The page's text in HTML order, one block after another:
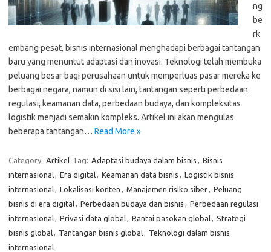
ng
be
rk
embang pesat, bisnis internasional menghadapi berbagai tantangan
baru yang menuntut adaptasi dan inovasi. Teknologi telah membuka
peluang besar bagi perusahaan untuk memperluas pasar mereka ke
berbagai negara, namun di sisi lain, tantangan seperti perbedaan
regulasi, keamanan data, perbedaan budaya, dan kompleksitas
logistik menjadi semakin kompleks. Artikel ini akan mengulas
beberapa tantangan… Read More »
Category: Artikel Tag: Adaptasi budaya dalam bisnis , Bisnis
internasional, Era digital, Keamanan data bisnis , Logistik bisnis
internasional, Lokalisasi konten , Manajemen risiko siber, Peluang
bisnis di era digital, Perbedaan budaya dan bisnis , Perbedaan regulasi
internasional, Privasi data global, Rantai pasokan global, Strategi
bisnis global, Tantangan bisnis global, Teknologi dalam bisnis
internasional